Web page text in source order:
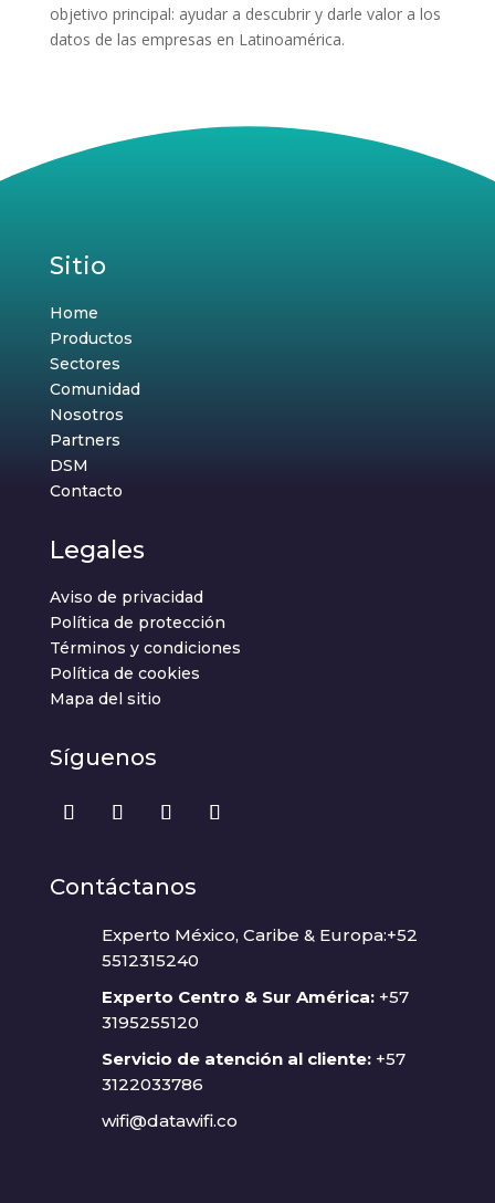
objetivo principal: ayudar a descubrir y darle valor a los
datos de las empresas en Latinoamérica.
Sitio
Home
Productos
Sectores
Comunidad
Nosotros
Partners
DSM
Contacto
Legales
Aviso de privacidad
Política de protección
Términos y condiciones
Política de cookies
Mapa del sitio
Síguenos
Contáctanos
Experto México, Caribe & Europa:+52
5512315240
Experto Centro & Sur América: +57
3195255120
Servicio de atención al cliente:+57
3122033786
wifi@datawifi.co